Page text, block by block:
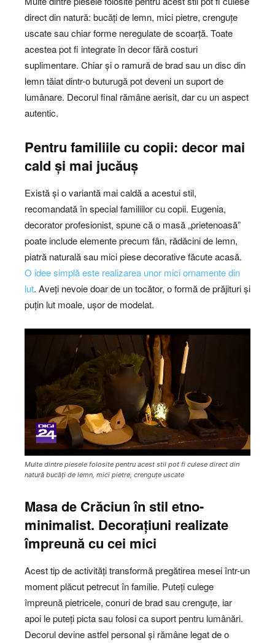
direct din natură: bucăți de lemn, mici pietre, crenguțe
uscate sau chiar forme neregulate de scoarță. Toate
acestea pot fi integrate în decor fără costuri
suplimentare. Chiar și o ramură de brad sau un disc din
lemn tăiat dintr-o buturugă pot deveni un suport de
lumânare. Decorul final rămâne aerisit, dar cu un aspect
autentic.
Pentru familiile cu copii: decor mai
cald și mai jucăuș
Există și o variantă mai caldă a acestui stil,
recomandată în special familiilor cu copii. Eugenia,
decorator profesionist, spune că o masă „prietenoasă”
poate include elemente precum fân, rădăcini de lemn,
piatră naturală sau mici piese decorative făcute acasă.
O idee simplă este realizarea unor mici ornamente din
lut. Aveți nevoie doar de un tocător, o formă de prăjituri și
puțin lut moale, ușor de modelat.
Multe dintre piesele folosite pentru acest stil pot fi culese direct din
natură bucăți de lemn, mici pietre, crenguțe uscate
Masa de Crăciun în stil etno-
minimalist. Decorațiuni realizate
împreună cu cei mici
Acest tip de activități transformă pregătirea mesei într-un
moment plăcut petrecut în familie. Puteți culege
împreună pietricele, conuri de brad sau crenguțe, iar
apoi le puteți picta sau folosi ca suport pentru lumânări.
Decorul devine astfel personal și rămâne legat de o